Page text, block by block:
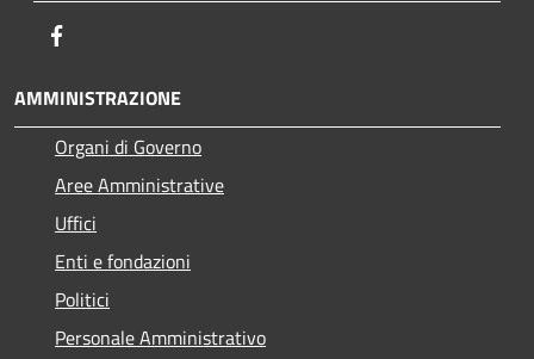
AMMINISTRAZIONE
Organi di Governo
Aree Amministrative
Uffici
Enti e fondazioni
Politici
Personale Amministrativo